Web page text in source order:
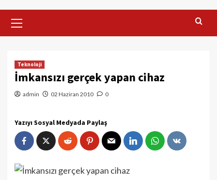
Menu
Teknoloji
İmkansızı gerçek yapan cihaz
admin 02 Haziran 2010 0
Yazıyı Sosyal Medyada Paylaş